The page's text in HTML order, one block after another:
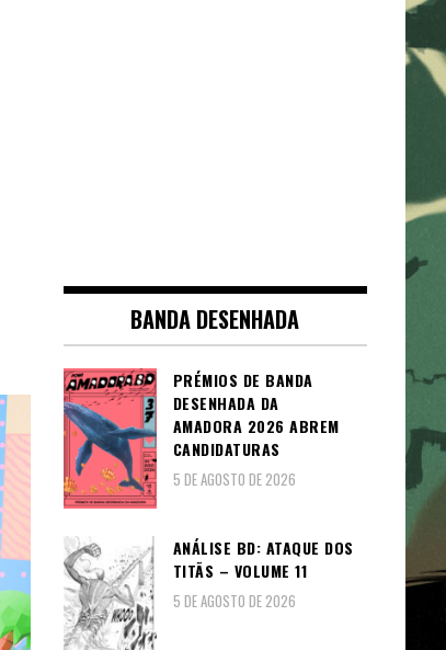
BANDA DESENHADA
PRÉMIOS DE BANDA
DESENHADA DA
AMADORA 2026 ABREM
CANDIDATURAS
5 DE AGOSTO DE 2026
ANÁLISE BD: ATAQUE DOS
TITÃS – VOLUME 11
5 DE AGOSTO DE 2026